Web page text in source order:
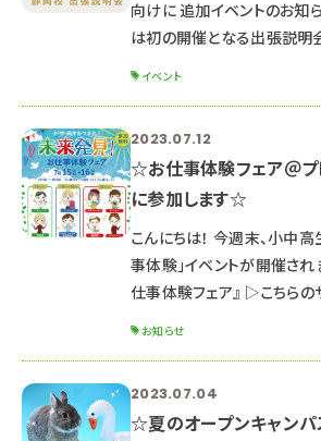
向けに 追加イベントのお知
は初の開催となる出張説明
で実施した静岡校出張説明
容となります ８月５日（土） ①
（受付 １０：１０～） ②１４：０
３：４０～） 希望の時間を
イベント
2023.07.12
☆お仕事体験フェア＠プ
に参加します☆
こんにちは！ 今週末、小中
事体験」イベントが開催され
仕事体験フェア』 ▷こちらの
す。 場所：プレ葉ウォーク浜
学校での開催ではありません
お知らせ
2023.07.04
☆夏のオープンキャン